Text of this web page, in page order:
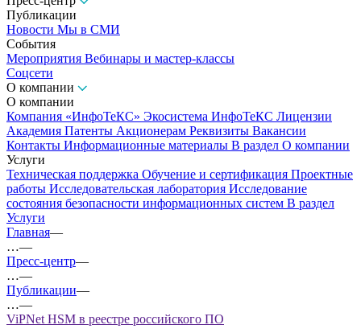
Публикации
Новости Мы в СМИ
События
Мероприятия Вебинары и мастер-классы
Соцсети
О компании
О компании
Компания «ИнфоТеКС» Экосистема ИнфоТеКС Лицензии
Академия Патенты Акционерам Реквизиты Вакансии
Контакты Информационные материалы В раздел О компании
Услуги
Техническая поддержка Обучение и сертификация Проектные
работы Исследовательская лаборатория Исследование
состояния безопасности информационных систем В раздел
Услуги
Главная—
…—
Пресс-центр—
…—
Публикации—
…—
ViPNet HSM в реестре российского ПО